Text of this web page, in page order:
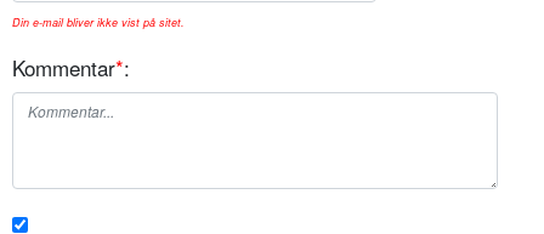
Din e-mail bliver ikke vist på sitet.
Kommentar*: